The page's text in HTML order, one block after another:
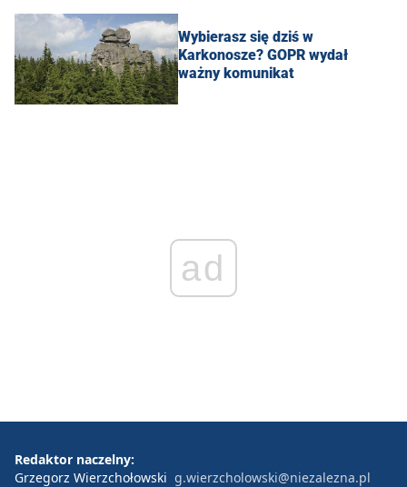
Wybierasz się dziś w
Karkonosze? GOPR wydał
ważny komunikat
ad
Redaktor naczelny:
Grzegorz Wierzchołowski g.wierzcholowski@niezalezna.pl